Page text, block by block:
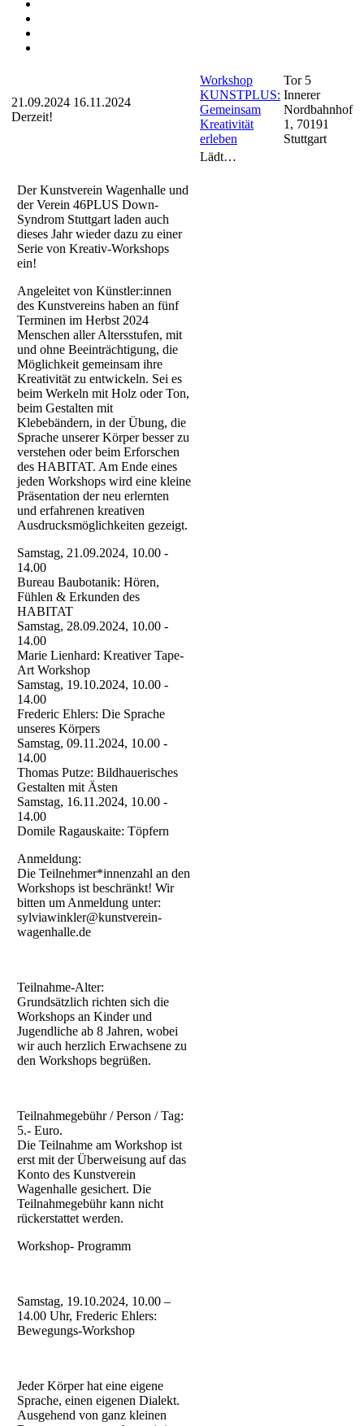
21.09.2024 16.11.2024
Derzeit!
Workshop
KUNSTPLUS:
Gemeinsam
Kreativität
erleben
Tor 5
Innerer
Nordbahnhof
1, 70191
Stuttgart
Lädt…
Der Kunstverein Wagenhalle und
der Verein 46PLUS Down-
Syndrom Stuttgart laden auch
dieses Jahr wieder dazu zu einer
Serie von Kreativ-Workshops
ein!
Angeleitet von Künstler:innen
des Kunstvereins haben an fünf
Terminen im Herbst 2024
Menschen aller Altersstufen, mit
und ohne Beeinträchtigung, die
Möglichkeit gemeinsam ihre
Kreativität zu entwickeln. Sei es
beim Werkeln mit Holz oder Ton,
beim Gestalten mit
Klebebändern, in der Übung, die
Sprache unserer Körper besser zu
verstehen oder beim Erforschen
des HABITAT. Am Ende eines
jeden Workshops wird eine kleine
Präsentation der neu erlernten
und erfahrenen kreativen
Ausdrucksmöglichkeiten gezeigt.
Samstag, 21.09.2024, 10.00 -
14.00
Bureau Baubotanik: Hören,
Fühlen & Erkunden des
HABITAT
Samstag, 28.09.2024, 10.00 -
14.00
Marie Lienhard: Kreativer Tape-
Art Workshop
Samstag, 19.10.2024, 10.00 -
14.00
Frederic Ehlers: Die Sprache
unseres Körpers
Samstag, 09.11.2024, 10.00 -
14.00
Thomas Putze: Bildhauerisches
Gestalten mit Ästen
Samstag, 16.11.2024, 10.00 -
14.00
Domile Ragauskaite: Töpfern
Anmeldung:
Die Teilnehmer*innenzahl an den
Workshops ist beschränkt! Wir
bitten um Anmeldung unter:
sylviawinkler@kunstverein-
wagenhalle.de
Teilnahme-Alter:
Grundsätzlich richten sich die
Workshops an Kinder und
Jugendliche ab 8 Jahren, wobei
wir auch herzlich Erwachsene zu
den Workshops begrüßen.
Teilnahmegebühr / Person / Tag:
5.- Euro.
Die Teilnahme am Workshop ist
erst mit der Überweisung auf das
Konto des Kunstverein
Wagenhalle gesichert. Die
Teilnahmegebühr kann nicht
rückerstattet werden.
Workshop- Programm
Samstag, 19.10.2024, 10.00 –
14.00 Uhr, Frederic Ehlers:
Bewegungs-Workshop
Jeder Körper hat eine eigene
Sprache, einen eigenen Dialekt.
Ausgehend von ganz kleinen